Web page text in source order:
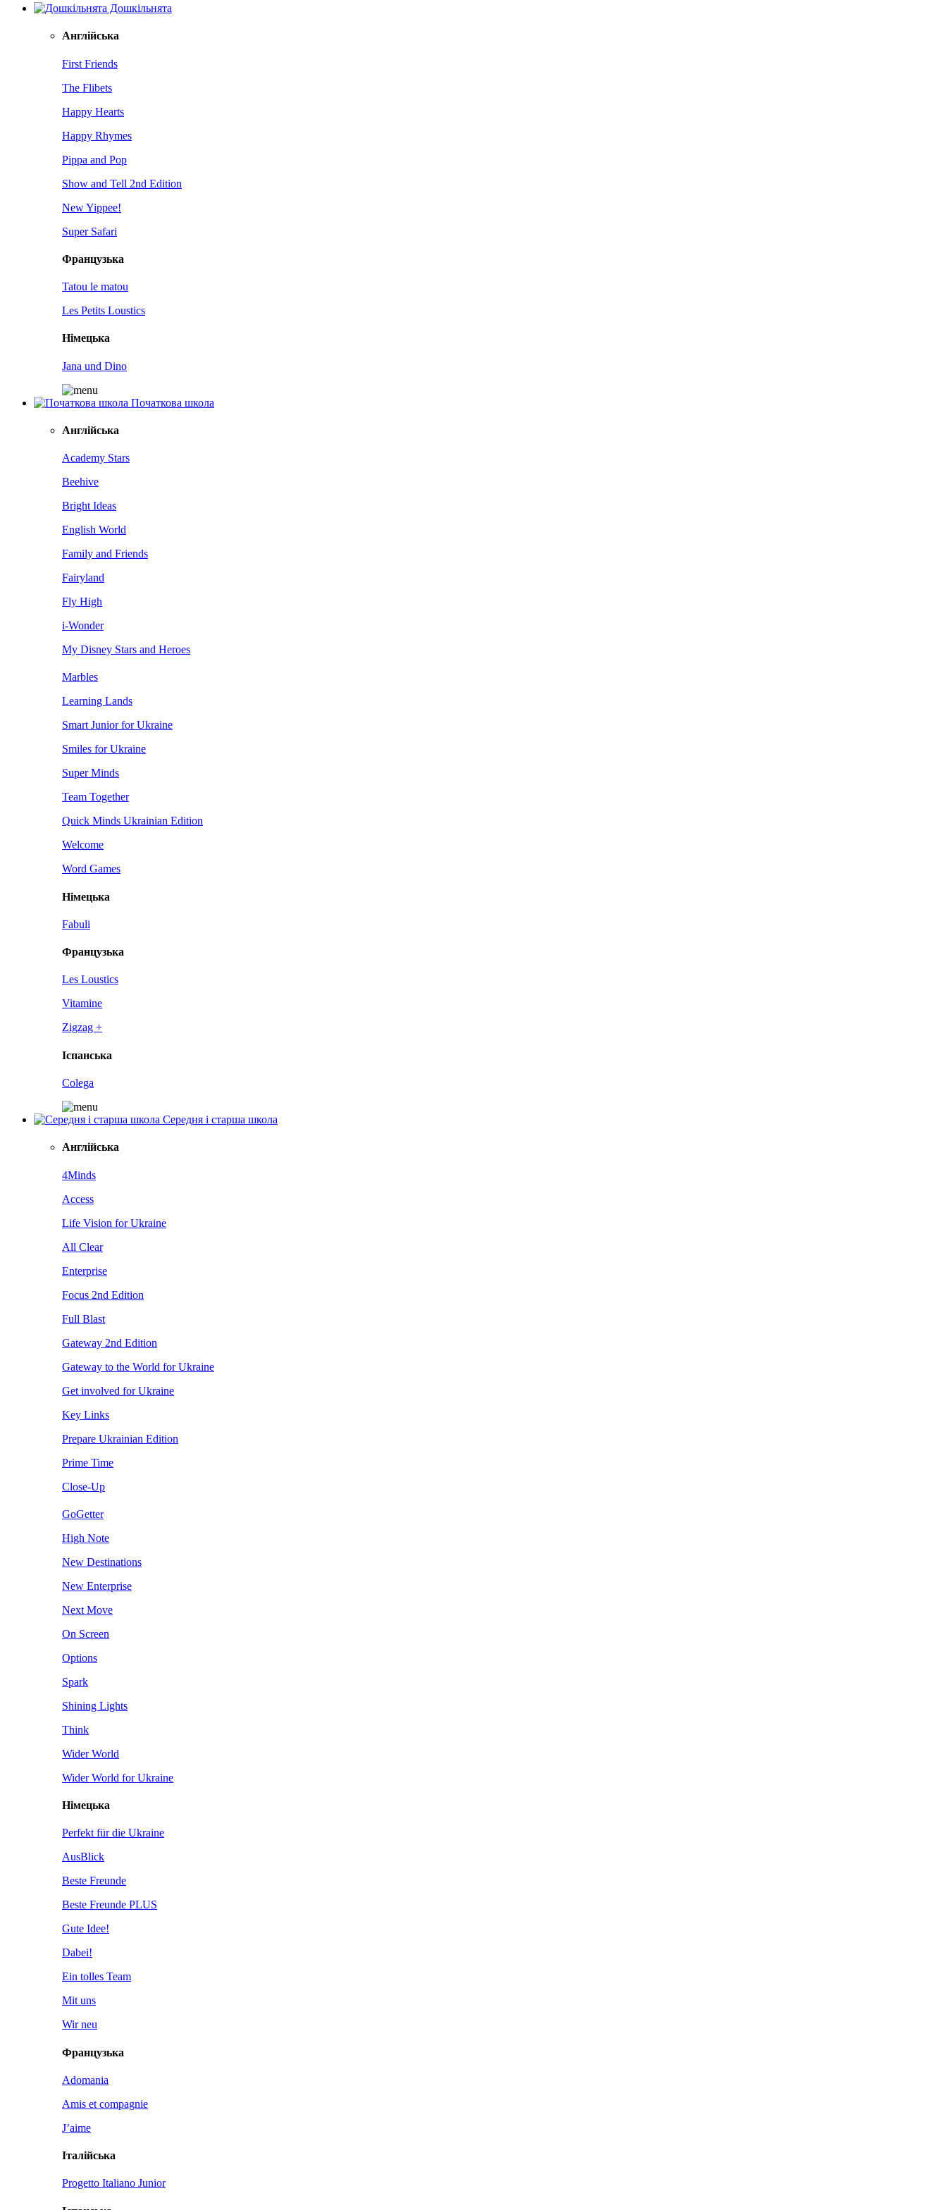
Дошкільнята
Англійська
First Friends
The Flibets
Happy Hearts
Happy Rhymes
Pippa and Pop
Show and Tell 2nd Edition
New Yippee!
Super Safari
Французька
Tatou le matou
Les Petits Loustics
Німецька
Jana und Dino
Початкова школа
Англійська
Academy Stars
Beehive
Bright Ideas
English World
Family and Friends
Fairyland
Fly High
i-Wonder
My Disney Stars and Heroes
Marbles
Learning Lands
Smart Junior for Ukraine
Smiles for Ukraine
Super Minds
Team Together
Quick Minds Ukrainian Edition
Welcome
Word Games
Німецька
Fabuli
Французька
Les Loustics
Vitamine
Zigzag +
Іспанська
Colega
Середня і старша школа
Англійська
4Minds
Access
Life Vision for Ukraine
All Clear
Enterprise
Focus 2nd Edition
Full Blast
Gateway 2nd Edition
Gateway to the World for Ukraine
Get involved for Ukraine
Key Links
Prepare Ukrainian Edition
Prime Time
Close-Up
GoGetter
High Note
New Destinations
New Enterprise
Next Move
On Screen
Options
Spark
Shining Lights
Think
Wider World
Wider World for Ukraine
Німецька
Perfekt für die Ukraine
AusBlick
Beste Freunde
Beste Freunde PLUS
Gute Idee!
Dabei!
Ein tolles Team
Mit uns
Wir neu
Французька
Adomania
Amis et compagnie
J’aime
Італійська
Progetto Italiano Junior